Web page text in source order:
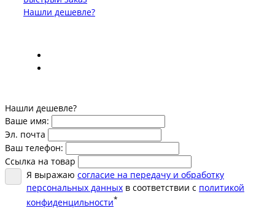
Нашли дешевле?
Нашли дешевле?
Ваше имя:
Эл. почта
Ваш телефон:
Ссылка на товар
Я выражаю согласие на передачу и обработку
персональных данных в соответствии с политикой
конфиденцильности*